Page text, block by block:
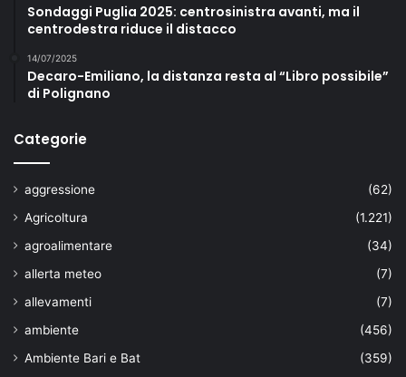
Sondaggi Puglia 2025: centrosinistra avanti, ma il
centrodestra riduce il distacco
14/07/2025
Decaro-Emiliano, la distanza resta al “Libro possibile”
di Polignano
Categorie
aggressione
(62)
Agricoltura
(1.221)
agroalimentare
(34)
allerta meteo
(7)
allevamenti
(7)
ambiente
(456)
Ambiente Bari e Bat
(359)